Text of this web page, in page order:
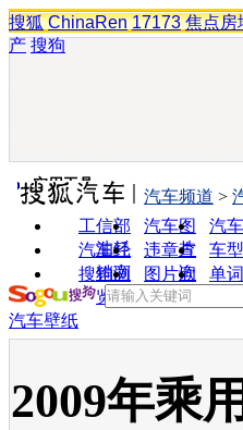
搜狐 ChinaRen 17173 焦点房
产 搜狗
实用工具
工信部
油耗
汽车图
片
汽
汽车经
销商
违章查
询
车
搜狗浏
览器
图片欣
赏
单
汽车频道 >
汽车壁纸
2009年乘